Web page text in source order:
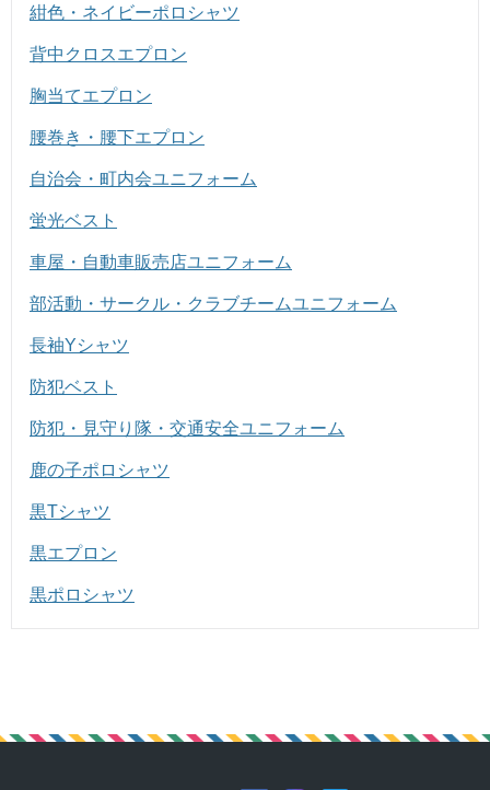
紺色・ネイビーポロシャツ
背中クロスエプロン
胸当てエプロン
腰巻き・腰下エプロン
自治会・町内会ユニフォーム
蛍光ベスト
車屋・自動車販売店ユニフォーム
部活動・サークル・クラブチームユニフォーム
長袖Yシャツ
防犯ベスト
防犯・見守り隊・交通安全ユニフォーム
鹿の子ポロシャツ
黒Tシャツ
黒エプロン
黒ポロシャツ